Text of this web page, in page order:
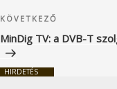
Következő
bejegyzés
KÖVETKEZŐ
MinDig TV: a DVB-T
HIRDETÉS